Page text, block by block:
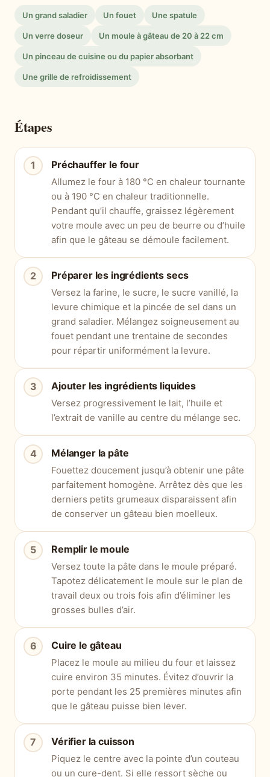
Un grand saladier Un fouet Une spatule
Un verre doseur Un moule à gâteau de 20 à 22 cm
Un pinceau de cuisine ou du papier absorbant
Une grille de refroidissement
Étapes
Préchauffer le four
Allumez le four à 180 °C en chaleur tournante
ou à 190 °C en chaleur traditionnelle.
Pendant qu’il chauffe, graissez légèrement
votre moule avec un peu de beurre ou d’huile
afin que le gâteau se démoule facilement.
Préparer les ingrédients secs
Versez la farine, le sucre, le sucre vanillé, la
levure chimique et la pincée de sel dans un
grand saladier. Mélangez soigneusement au
fouet pendant une trentaine de secondes
pour répartir uniformément la levure.
Ajouter les ingrédients liquides
Versez progressivement le lait, l’huile et
l’extrait de vanille au centre du mélange sec.
Mélanger la pâte
Fouettez doucement jusqu’à obtenir une pâte
parfaitement homogène. Arrêtez dès que les
derniers petits grumeaux disparaissent afin
de conserver un gâteau bien moelleux.
Remplir le moule
Versez toute la pâte dans le moule préparé.
Tapotez délicatement le moule sur le plan de
travail deux ou trois fois afin d’éliminer les
grosses bulles d’air.
Cuire le gâteau
Placez le moule au milieu du four et laissez
cuire environ 35 minutes. Évitez d’ouvrir la
porte pendant les 25 premières minutes afin
que le gâteau puisse bien lever.
Vérifier la cuisson
Piquez le centre avec la pointe d’un couteau
ou un cure-dent. Si elle ressort sèche ou